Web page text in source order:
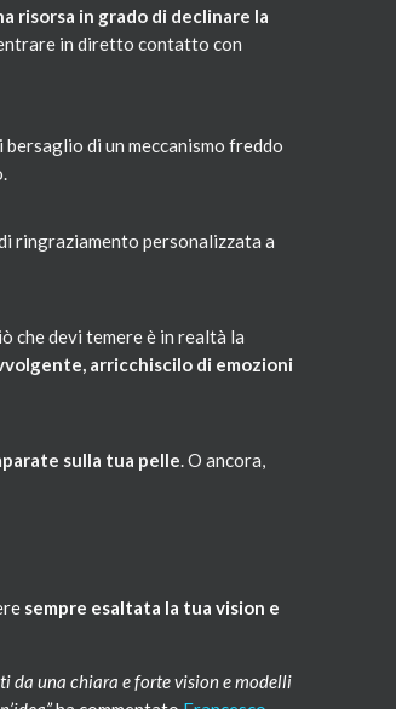
risorsa in grado di declinare la
in diretto contatto con
di un meccanismo freddo
ringraziamento personalizzata a
che devi temere è in realtà la
arricchiscilo di emozioni
sulla tua pelle. O ancora,
sempre esaltata la tua vision e
da una chiara e forte vision e modelli